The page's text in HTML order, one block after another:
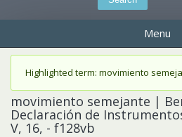
Menu
Status message
Highlighted term: movimiento
movimiento semejante |
Declaración de
V, 16, - f128vb